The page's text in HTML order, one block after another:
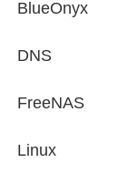
BlueOnyx
DNS
FreeNAS
Linux